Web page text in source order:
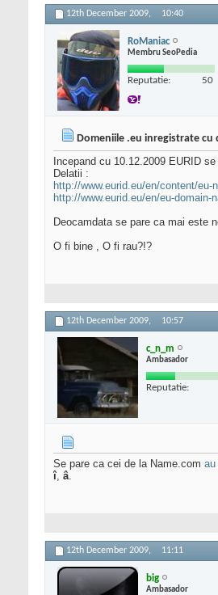
12th December 2009, 10:40
RoManiac
Membru SeoPedia
Reputatie: 50
Domeniile .eu inregistrate cu
Incepand cu 10.12.2009 EURID
Delatii :
http://www.eurid.eu/en/content/eu-
http://www.eurid.eu/en/eu-domain-
Deocamdata se pare ca mai este
O fi bine , O fi rau?!?
12th December 2009, 10:57
c_n_m
Ambasador
Reputatie:
Se pare ca cei de la Name.com au
î, â.
12th December 2009, 11:11
big
Ambasador